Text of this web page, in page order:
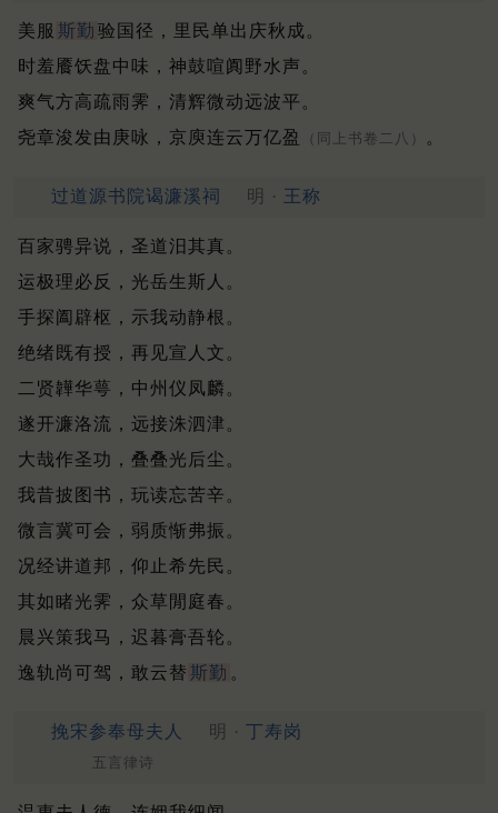
美服 斯勤 验国径，里民单出庆秋成。
时羞餍饫盘中味，神鼓喧阗野水声。
爽气方高疏雨霁，清辉微动远波平。
尧章浚发由庚咏，京庾连云万亿盈
（同上书卷二八） 。
过道源书院谒濂溪祠 明 · 王称
百家骋异说，圣道汨其真。
运极理必反，光岳生斯人。
手探阖辟枢，示我动静根。
绝绪既有授，再见宣人文。
二贤韡华萼，中州仪凤麟。
遂开濂洛流，远接洙泗津。
大哉作圣功，叠叠光后尘。
我昔披图书，玩读忘苦辛。
微言冀可会，弱质惭弗振。
况经讲道邦，仰止希先民。
其如睹光霁，众草閒庭春。
晨兴策我马，迟暮膏吾轮。
逸轨尚可驾，敢云替 斯勤 。
挽宋参奉母夫人 明 · 丁寿岗
五言律诗